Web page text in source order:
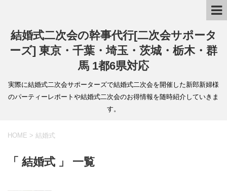
結婚式二次会の幹事代行[二次会サポータ
ーズ] 東京・千葉・埼玉・茨城・栃木・群
馬 1都6県対応
実際に結婚式二次会サポーターズで結婚式二次会を開催した新郎新婦様
のパーティーレポートや結婚式二次会のお得情報を随時紹介していきま
す。
HOME > 結婚式
「 結婚式 」 一覧